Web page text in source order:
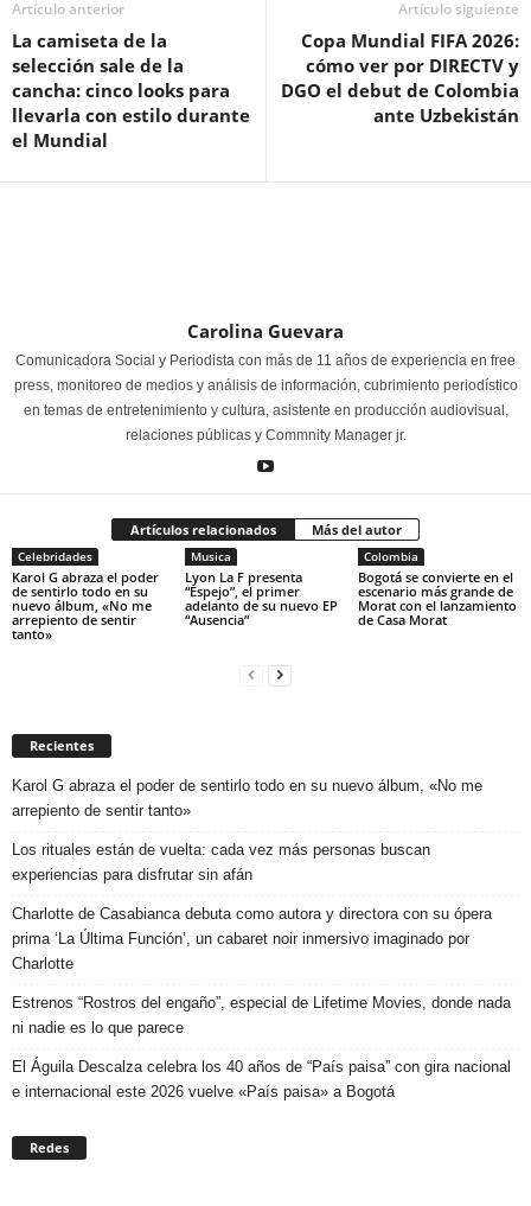
Artículo anterior
La camiseta de la
selección sale de la
cancha: cinco looks para
llevarla con estilo durante
el Mundial
Artículo siguiente
Copa Mundial FIFA 2026:
cómo ver por DIRECTV y
DGO el debut de Colombia
ante Uzbekistán
Carolina Guevara
Comunicadora Social y Periodista con más de 11 años de experiencia en free
press, monitoreo de medios y análisis de información, cubrimiento periodístico
en temas de entretenimiento y cultura, asistente en producción audiovisual,
relaciones públicas y Commnity Manager jr.
Artículos relacionados Más del autor
Celebridades
Karol G abraza el poder
de sentirlo todo en su
nuevo álbum, «No me
arrepiento de sentir
tanto»
Musica
Lyon La F presenta
“Espejo”, el primer
adelanto de su nuevo EP
“Ausencia”
Colombia
Bogotá se convierte en el
escenario más grande de
Morat con el lanzamiento
de Casa Morat
Recientes
Karol G abraza el poder de sentirlo todo en su nuevo álbum, «No me
arrepiento de sentir tanto»
Los rituales están de vuelta: cada vez más personas buscan
experiencias para disfrutar sin afán
Charlotte de Casabianca debuta como autora y directora con su ópera
prima ‘La Última Función’, un cabaret noir inmersivo imaginado por
Charlotte
Estrenos “Rostros del engaño”, especial de Lifetime Movies, donde nada
ni nadie es lo que parece
El Águila Descalza celebra los 40 años de “País paisa” con gira nacional
e internacional este 2026 vuelve «País paisa» a Bogotá
Redes